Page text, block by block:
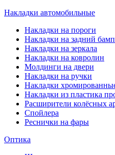
Накладки автомобильные
Накладки на пороги
Накладки на задний
Накладки на зеркала
Накладки на ковролин
Молдинги на двери
Накладки на ручки
Накладки
Накладки из пластика
Расширители колёсных
Спойлера
Реснички на фары
Оптика